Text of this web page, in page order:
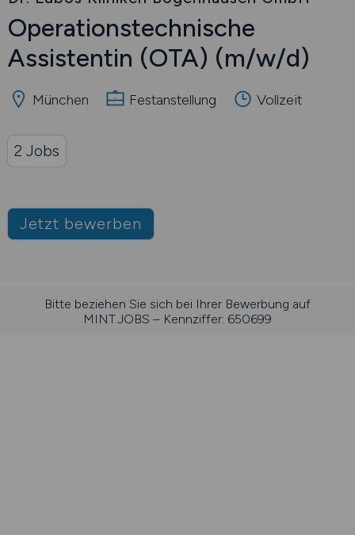
Operationstechnische
Assistentin (OTA) (m/w/d)
München Festanstellung Vollzeit
Jetzt bewerben
2 Jobs
Bitte beziehen Sie sich bei Ihrer Bewerbung auf
MINT.JOBS – Kennziffer: 650699